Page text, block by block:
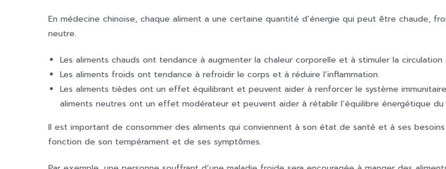
En médecine chinoise, chaque aliment a une certaine quantité d’énergie qui peut être chaude,
neutre.
Les aliments chauds ont tendance à augmenter la chaleur corporelle et à stimuler la circulation
Les aliments froids ont tendance à refroidir le corps et à réduire l’inflammation.
Les aliments tièdes ont un effet équilibrant et peuvent aider à renforcer le système
aliments neutres ont un effet modérateur et peuvent aider à rétablir l’équilibre énergétique du
Il est important de consommer des aliments qui conviennent à son état de santé et à ses
fonction de son tempérament et de ses symptômes.